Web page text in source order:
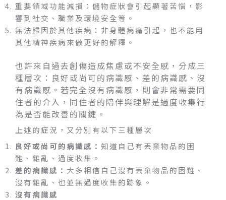
重要領域功能減損：儲物症狀會引起顯著苦惱，影
響到社交、職業及環境安全等。
無法歸因於其他疾病：非身體病痛引起，也不能用
其他精神疾病來做更好的解釋。
也許來自過去創傷造成焦慮或不安全感，分成三
種層次：良好或尚可的病識感、差的病識感、沒
有病識感。若完全沒有病識感，則會非常需要同
住者的介入，同住者的陪伴與理解是過度收集行
為是否能改善的關鍵。
上述的症況，又分別有以下三種層次
良好或尚可的病識感： 知道自己有丟棄物品的困
難、雜亂、過度收集。
差的病識感： 大多相信自己沒有丟棄物品的困難、
沒有雜亂、也並無過度收集的跡象。
沒有病識感